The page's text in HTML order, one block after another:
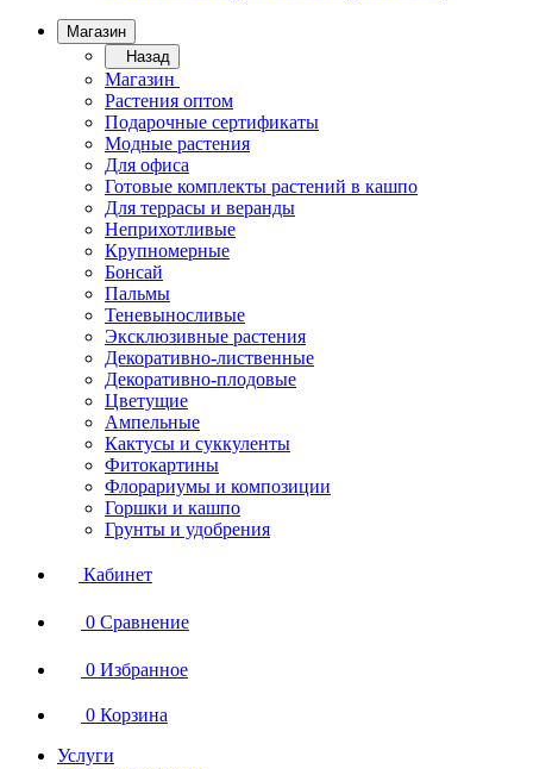
Магазин
Назад
Магазин
Растения оптом
Подарочные сертификаты
Модные растения
Для офиса
Готовые комплекты растений в кашпо
Для террасы и веранды
Неприхотливые
Крупномерные
Бонсай
Пальмы
Теневыносливые
Эксклюзивные растения
Декоративно-лиственные
Декоративно-плодовые
Цветущие
Ампельные
Кактусы и суккуленты
Фитокартины
Флорариумы и композиции
Горшки и кашпо
Грунты и удобрения
Кабинет
0 Сравнение
0 Избранное
0 Корзина
Услуги